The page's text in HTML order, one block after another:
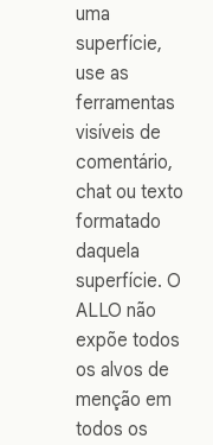
uma
superfície,
use as
ferramentas
visíveis de
comentário,
chat ou texto
formatado
daquela
superfície. O
ALLO não
expõe todos
os alvos de
menção em
todos os